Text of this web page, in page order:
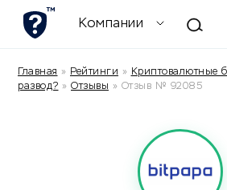
Компании
Главная » Рейтинги » Криптовалютные
развод? » Отзывы » Отзыв № 92085